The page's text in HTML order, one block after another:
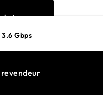
3.6 Gbps
revendeur